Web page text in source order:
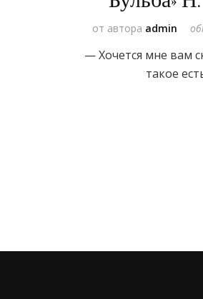
от автора admin
— Хочется мне вам
такое